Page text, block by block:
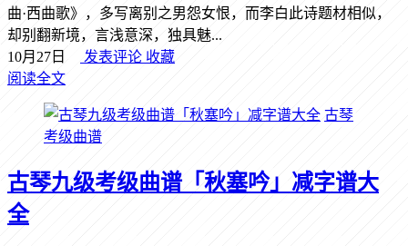
曲·西曲歌》，多写离别之男怨女恨，而李白此诗题材相似，
却别翻新境，言浅意深，独具魅...
10月27日
发表评论 收藏
阅读全文
古琴
考级曲谱
古琴九级考级曲谱「秋塞吟」减字谱大
全